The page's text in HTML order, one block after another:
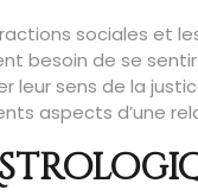
sociales et
besoin de se
leur sens de la
aspects d’une